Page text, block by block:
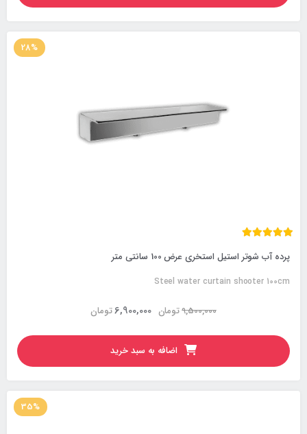
28%
پرده آب شوتر استیل استخری عرض 100 سانتی متر
Steel water curtain shooter 100cm
تومان9,500,000 تومان6,900,000
اضافه به سبد خرید
35%